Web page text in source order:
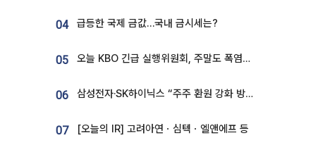
04 급등한 국제 금값…국내 금시세는?
05 오늘 KBO 긴급 실행위원회, 주말도 폭염취소 될까
06 삼성전자·SK하이닉스 “주주 환원 강화 방안 마련”
07 [오늘의 IR] 고려아연ㆍ심텍ㆍ엘앤에프 등